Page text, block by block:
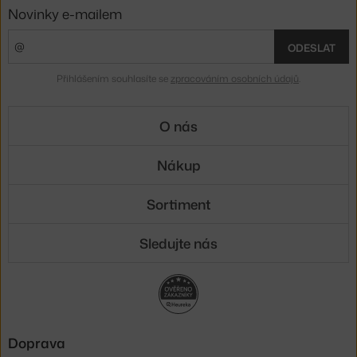
Novinky e-mailem
ODESLAT
Přihlášením souhlasíte se zpracováním osobních údajů
O nás
Nákup
Sortiment
Sledujte nás
Doprava